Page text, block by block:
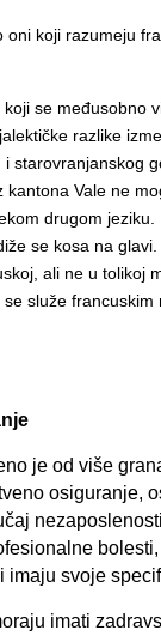
oni koji razumeju
se međusobno
razlike
starovranjanskog
Vale ne
drugom jeziku.
se kosa na
ali ne u tolikoj
služe francuskim
je od više
osiguranje,
imaju svoje
imati